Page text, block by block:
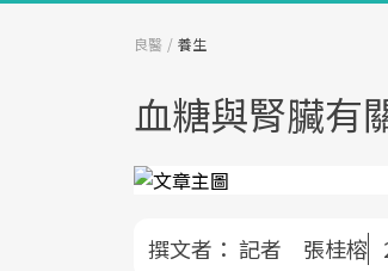
良醫 養生
血糖與腎臟有
撰文者： 記者 張桂榕